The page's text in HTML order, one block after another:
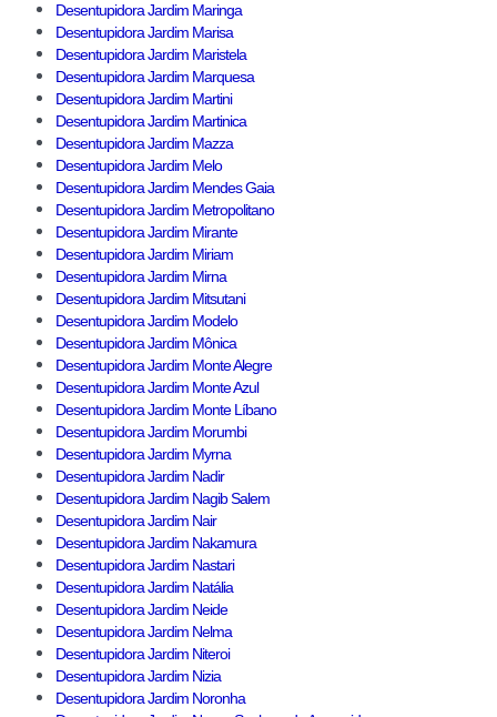
Desentupidora Jardim Maringa
Desentupidora Jardim Marisa
Desentupidora Jardim Maristela
Desentupidora Jardim Marquesa
Desentupidora Jardim Martini
Desentupidora Jardim Martinica
Desentupidora Jardim Mazza
Desentupidora Jardim Melo
Desentupidora Jardim Mendes Gaia
Desentupidora Jardim Metropolitano
Desentupidora Jardim Mirante
Desentupidora Jardim Miriam
Desentupidora Jardim Mirna
Desentupidora Jardim Mitsutani
Desentupidora Jardim Modelo
Desentupidora Jardim Mônica
Desentupidora Jardim Monte Alegre
Desentupidora Jardim Monte Azul
Desentupidora Jardim Monte Líbano
Desentupidora Jardim Morumbi
Desentupidora Jardim Myrna
Desentupidora Jardim Nadir
Desentupidora Jardim Nagib Salem
Desentupidora Jardim Nair
Desentupidora Jardim Nakamura
Desentupidora Jardim Nastari
Desentupidora Jardim Natália
Desentupidora Jardim Neide
Desentupidora Jardim Nelma
Desentupidora Jardim Niteroi
Desentupidora Jardim Nizia
Desentupidora Jardim Noronha